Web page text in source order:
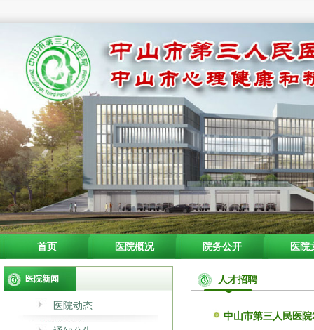
首页 医院概况 院务公开 医院
医院新闻
医院动态
人才招聘
中山市第三人民医